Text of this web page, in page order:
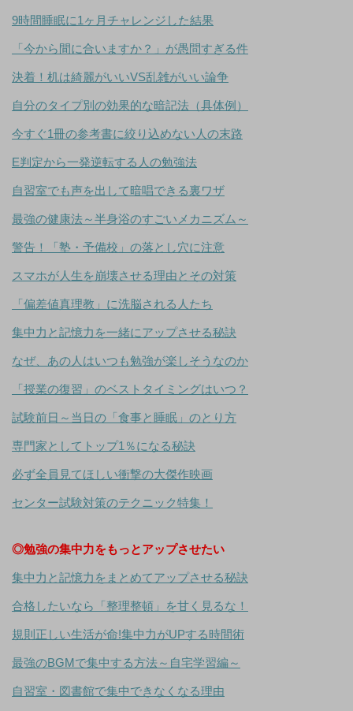
9時間睡眠に1ヶ月チャレンジした結果
「今から間に合いますか？」が愚問すぎる件
決着！机は綺麗がいいVS乱雑がいい論争
自分のタイプ別の効果的な暗記法（具体例）
今すぐ1冊の参考書に絞り込めない人の末路
E判定から一発逆転する人の勉強法
自習室でも声を出して暗唱できる裏ワザ
最強の健康法～半身浴のすごいメカニズム～
警告！「塾・予備校」の落とし穴に注意
スマホが人生を崩壊させる理由とその対策
「偏差値真理教」に洗脳される人たち
集中力と記憶力を一緒にアップさせる秘訣
なぜ、あの人はいつも勉強が楽しそうなのか
「授業の復習」のベストタイミングはいつ？
試験前日～当日の「食事と睡眠」のとり方
専門家としてトップ1％になる秘訣
必ず全員見てほしい衝撃の大傑作映画
センター試験対策のテクニック特集！
◎勉強の集中力をもっとアップさせたい
集中力と記憶力をまとめてアップさせる秘訣
合格したいなら「整理整頓」を甘く見るな！
規則正しい生活が命!集中力がUPする時間術
最強のBGMで集中する方法～自宅学習編～
自習室・図書館で集中できなくなる理由